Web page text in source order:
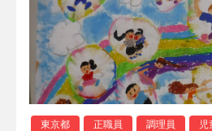
東京都 正職員 調理員 児